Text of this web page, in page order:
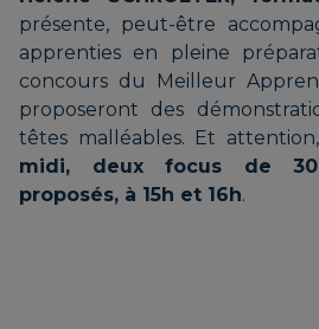
COSTA Magalie |
ROC’KADOS
COURONNE
HISTOIRES D’OCRES
présente, peut-être
apprenties en pleine
concours du Meilleur
proposeront des
têtes malléables. Et attention,
midi, deux focus de
proposés, à 15h et 16h.